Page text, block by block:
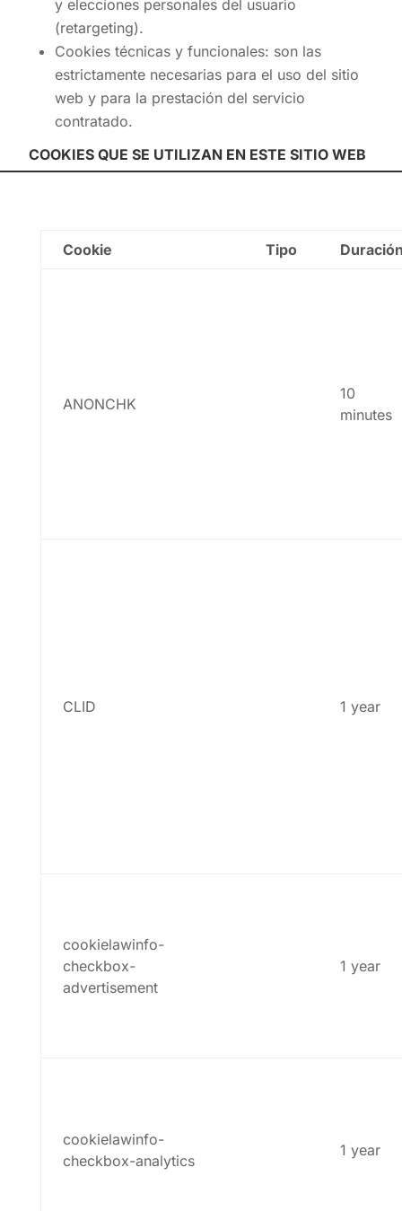
y elecciones personales del usuario
(retargeting).
Cookies técnicas y funcionales: son las
estrictamente necesarias para el uso del sitio
web y para la prestación del servicio
contratado.
COOKIES QUE SE UTILIZAN EN ESTE SITIO WEB
Cookie Tipo
ANONCHK
10
minutes
CLID 1 year
cookielawinfo-
checkbox-
advertisement
1 year
cookielawinfo-
checkbox-analytics
1 year